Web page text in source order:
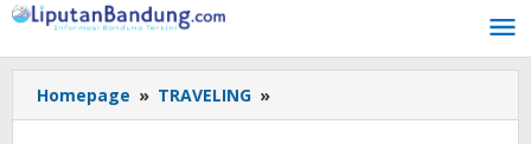
Lewati
konten
Homepage » TRAVELING »
Sekolah